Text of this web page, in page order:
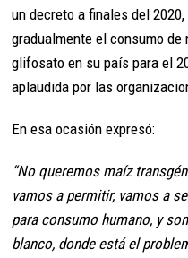
un decreto a finales del
gradualmente el consumo
glifosato en su país para el
aplaudida por las
En esa ocasión expresó:
“No queremos maíz
vamos a permitir, vamos a
para consumo humano, y
blanco, donde está el